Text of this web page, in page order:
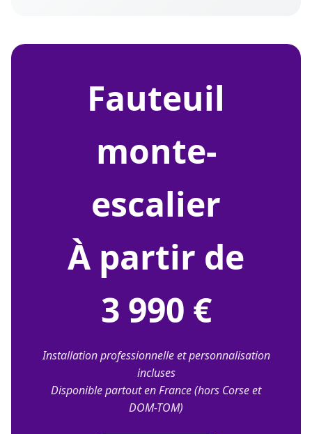
fauteuil
monte-
escalier
À partir de
3 990 €
Installation professionnelle et personnalisation
incluses
Disponible partout en France (hors Corse et
DOM-TOM)